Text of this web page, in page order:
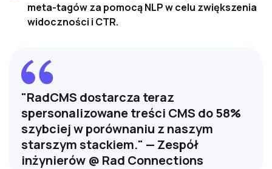
meta-tagów za pomocą NLP w celu zwiększenia
widoczności i CTR.
"RadCMS dostarcza teraz
spersonalizowane treści CMS do 58%
szybciej w porównaniu z naszym
starszym stackiem." — Zespół
inżynierów @ Rad Connections